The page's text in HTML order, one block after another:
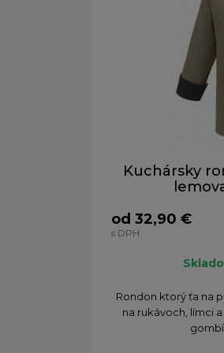
Kuchársky
od 32,90 €
s DPH
Rondon ktorý ťa na
na rukávoch, límci